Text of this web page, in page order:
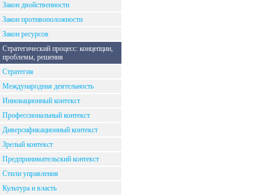
Закон двойственности
Закон противоположности
Закон ресурсов
Стратегический процесс: концепции,
проблемы, решения
Стратегия
Международная деятельность
Инновационный контекст
Профессиональный контекст
Диверсификационный контекст
Зрелый контекст
Предпринимательский контекст
Стили управления
Культура и власть